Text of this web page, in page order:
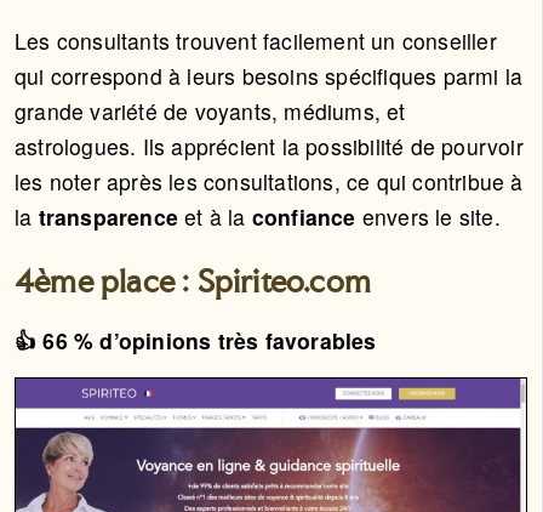
Les consultants trouvent facilement un conseiller
qui correspond à leurs besoins spécifiques parmi la
grande variété de voyants, médiums, et
astrologues. Ils apprécient la possibilité de pourvoir
les noter après les consultations, ce qui contribue à
la transparence et à la confiance envers le site.
4ème place : Spiriteo.com
👍 66 % d’opinions très favorables